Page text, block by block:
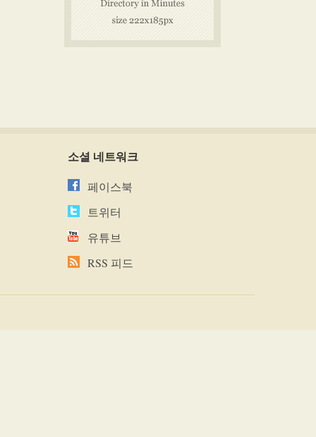
소셜 네트워크
페이스북
트위터
유튜브
RSS 피드